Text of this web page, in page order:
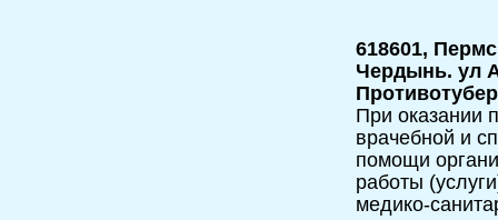
618601,
Чердынь. ул
При оказании
врачебной и
помощи
работы
медико-